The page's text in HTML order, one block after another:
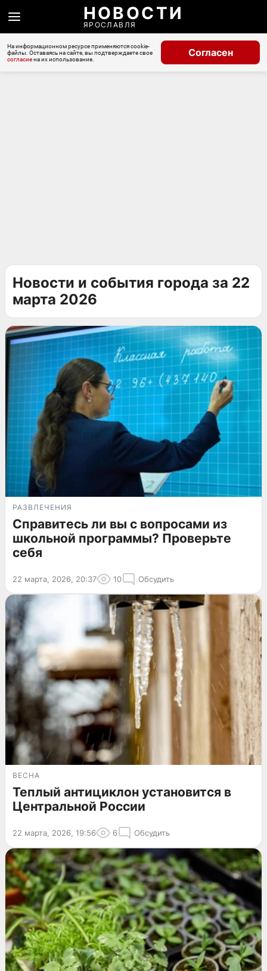
НОВОСТИ
ЯРОСЛАВЛЯ
На информационном ресурсе применяются cookie-
файлы. Оставаясь на сайте, вы подтверждаете свое
согласиена их использование.
Согласен
Новости и события города за 22
марта 2026
РАЗВЛЕЧЕНИЯ
Справитесь ли вы с вопросами из
школьной программы? Проверьте
себя
22 марта, 2026, 20:37 10 Обсудить
ВЕСНА
Теплый антициклон установится в
Центральной России
22 марта, 2026, 19:56 6 Обсудить